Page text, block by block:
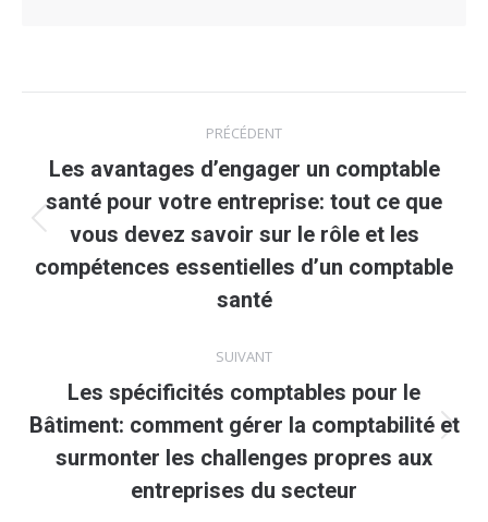
article
PRÉCÉDENT
Article
précédent
:
Les avantages d’engager un comptable
santé pour votre entreprise: tout ce que
vous devez savoir sur le rôle et les
compétences essentielles d’un comptable
santé
SUIVANT
Article
suivant
:
Les spécificités comptables pour le
Bâtiment: comment gérer la comptabilité et
surmonter les challenges propres aux
entreprises du secteur